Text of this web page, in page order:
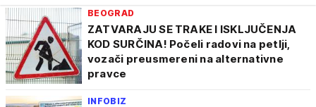
BEOGRAD
ZATVARAJU SE TRAKE I ISKLJUČENJA
KOD SURČINA! Počeli radovi na petlji,
vozači preusmereni na alternativne
pravce
INFOBIZ